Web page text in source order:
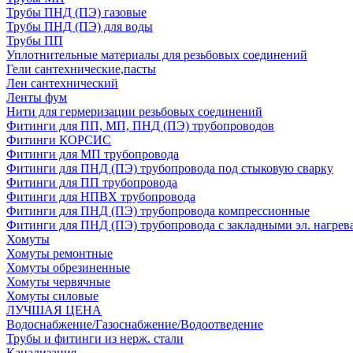
Трубы ПНД (ПЭ) газовые
Трубы ПНД (ПЭ) для воды
Трубы ПП
Уплотнительные материалы для резьбовых соединений
Гели сантехнические,пасты
Лен сантехнический
Ленты фум
Нити для гермеризации резьбовых соединений
Фитинги для ПП, МП, ПНД (ПЭ) трубопроводов
Фитинги КОРСИС
Фитинги для МП трубопровода
Фитинги для ПНД (ПЭ) трубопровода под стыковую сварку
Фитинги для ПП трубопровода
Фитинги для НПВХ трубопровода
Фитинги для ПНД (ПЭ) трубопровода компрессионные
Фитинги для ПНД (ПЭ) трубопровода с закладными эл.
Хомуты
Хомуты ремонтные
Хомуты обрезиненные
Хомуты червячные
Хомуты силовые
ЛУЧШАЯ ЦЕНА
Водоснабжение/Газоснабжение/Водоотведение
Трубы и фитинги из нерж. стали